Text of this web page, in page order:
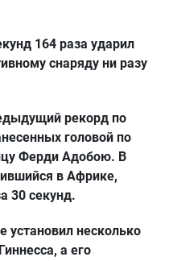
164 раза ударил
снаряду ни разу
рекорд по
головой по
Ферди Адобою. В
в Африке,
30 секунд.
несколько
а его